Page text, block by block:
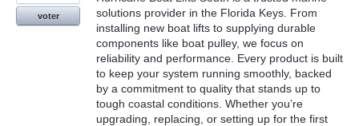
solutions provider in the Florida Keys. From
installing new boat lifts to supplying durable
components like boat pulley, we focus on
reliability and performance. Every product is built
to keep your system running smoothly, backed
by a commitment to quality that stands up to
tough coastal conditions. Whether you’re
upgrading, replacing, or setting up for the first
voter